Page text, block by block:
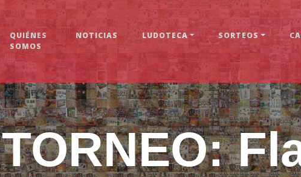
QUIÉNES
SOMOS
NOTICIAS LUDOTECA SORTEOS
TORNEO: